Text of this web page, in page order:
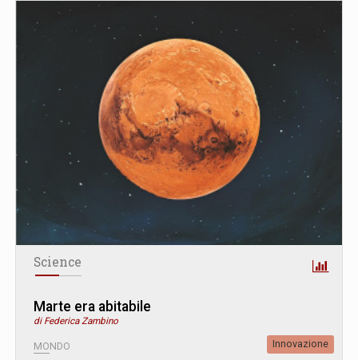
Science
Marte era abitabile
di Federica Zambino
MONDO Innovazione